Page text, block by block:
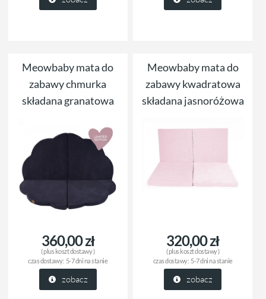
Meowbaby mata do
zabawy chmurka
składana granatowa
360,00 zł
( plus koszt dostawy)
czas dostawy: 5-7 dni na stanie
zobacz
Meowbaby mata do
zabawy kwadratowa
składana jasnoróżowa
320,00 zł
( plus koszt dostawy)
czas dostawy: 5-7 dni na stanie
zobacz